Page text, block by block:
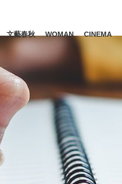
ビジネス
文藝春秋 WOMAN CINEMA
キーワード入力
#城彰二